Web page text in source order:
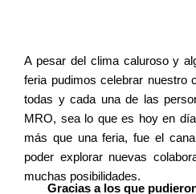
A pesar del clima caluroso y
feria pudimos celebrar nuestro
todas y cada una de las
MRO, sea lo que es hoy en
más que una feria, fue el
poder explorar nuevas
muchas posibilidades.
Gracias a los que